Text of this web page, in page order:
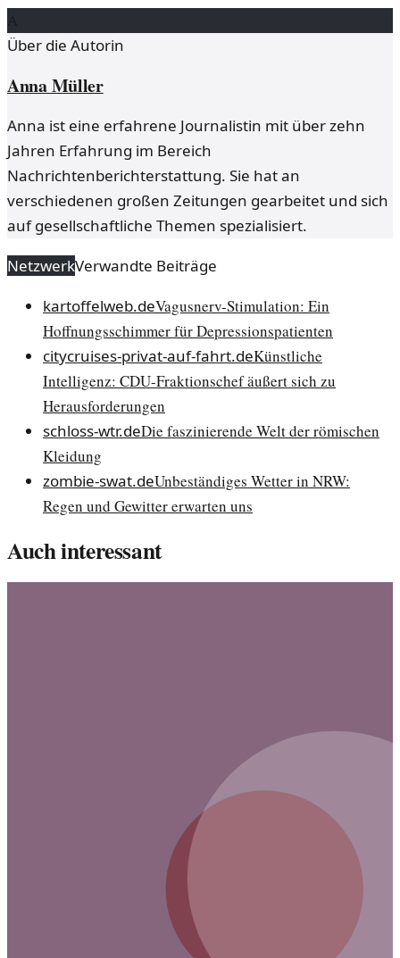
A
Über die Autorin
Anna Müller
Anna ist eine erfahrene Journalistin mit über zehn
Jahren Erfahrung im Bereich
Nachrichtenberichterstattung. Sie hat an
verschiedenen großen Zeitungen gearbeitet und sich
auf gesellschaftliche Themen spezialisiert.
NetzwerkVerwandte Beiträge
kartoffelweb.deVagusnerv-Stimulation: Ein
Hoffnungsschimmer für Depressionspatienten
citycruises-privat-auf-fahrt.deKünstliche
Intelligenz: CDU-Fraktionschef äußert sich zu
Herausforderungen
schloss-wtr.deDie faszinierende Welt der römischen
Kleidung
zombie-swat.deUnbeständiges Wetter in NRW:
Regen und Gewitter erwarten uns
Auch interessant